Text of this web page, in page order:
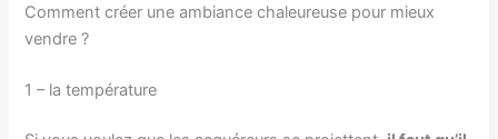
Comment créer une ambiance chaleureuse pour mieux
vendre ?
1 – la température